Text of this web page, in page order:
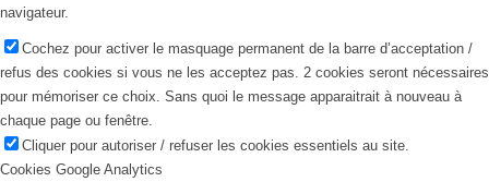
navigateur.
Cochez pour activer le masquage permanent de la barre d’acceptation /
refus des cookies si vous ne les acceptez pas. 2 cookies seront nécessaires
pour mémoriser ce choix. Sans quoi le message apparaitrait à nouveau à
chaque page ou fenêtre.
Cliquer pour autoriser / refuser les cookies essentiels au site.
Cookies Google Analytics